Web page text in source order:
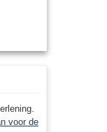
voor de